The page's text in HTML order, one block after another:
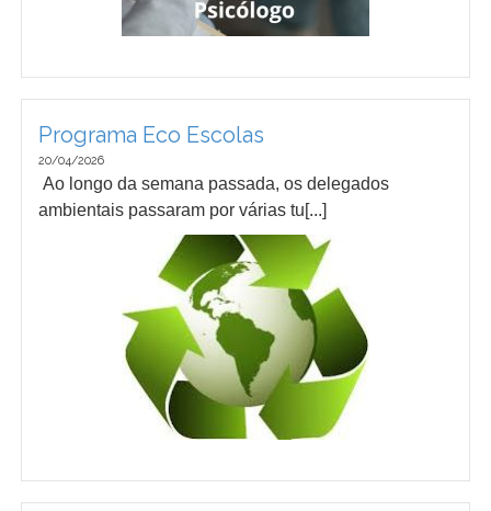
Programa Eco Escolas
20/04/2026
Ao longo da semana passada, os delegados
ambientais passaram por várias tu[...]